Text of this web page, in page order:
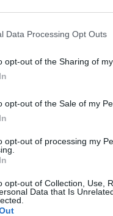
Data Processing Opt Outs
opt-out of the Sharing of
opt-out of the Sale of my
opt-out of processing my
opt-out of Collection, Use,
Data that Is
άλμπουμ,
πρώτη γεύση από
το συγκρότημα
της σχέσης